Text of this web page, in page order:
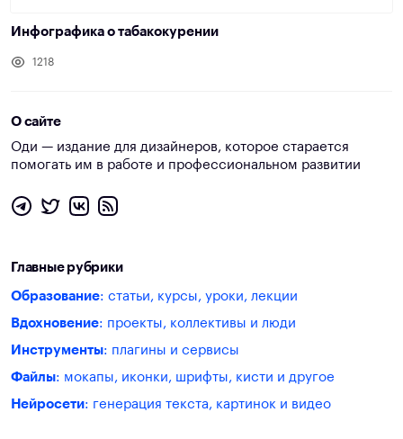
Инфографика о табакокурении
1218
О сайте
Оди — издание для дизайнеров, которое старается
помогать им в работе и профессиональном развитии
Главные рубрики
Образование: статьи, курсы, уроки, лекции
Вдохновение: проекты, коллективы и люди
Инструменты: плагины и сервисы
Файлы: мокапы, иконки, шрифты, кисти и другое
Нейросети: генерация текста, картинок и видео